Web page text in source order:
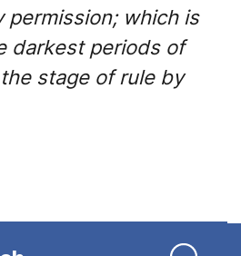
permission; which is
darkest periods of
stage of rule by